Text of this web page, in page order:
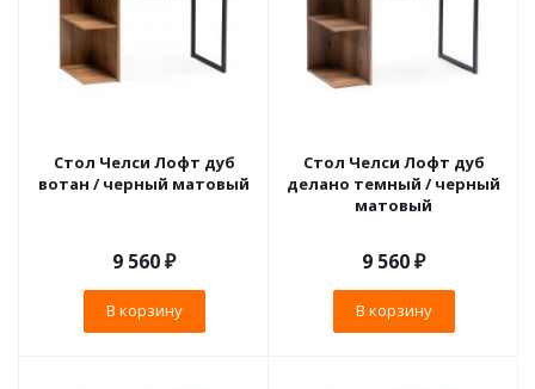
Стол Челси Лофт дуб
вотан / черный матовый
9 560₽
В корзину
Стол Челси Лофт дуб
делано темный / черный
матовый
9 560₽
В корзину